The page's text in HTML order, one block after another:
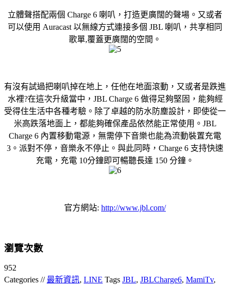
立體聲搭配兩個 Charge 6 喇叭，打造更廣闊的聲場。又或者
可以使用 Auracast 以無線方式連接多個 JBL 喇叭，共享相同
歌單,覆蓋更廣闊的空間。
有沒有試過把喇叭掉在地上，任他在地面滾動，又或者是跌進
水裡?在這次升級當中，JBL Charge 6 做得足夠堅固，能夠經
受得住生活中各種考驗。除了卓越的防水防塵設計，即使從一
米高跌落地面上，都能夠確保產品依然能正常使用。JBL
Charge 6 內置移動電源，無需停下音樂也能為流動裝置充電
3。派對不停，音樂永不停止。與此同時，Charge 6 支持快速
充電，充電 10分鐘即可暢聽長達 150 分鐘。
官方網站: http://www.jbl.com/
瀏覽次數
952
Categories // 最新資訊, LINE Tags JBL, JBLCharge6, MamiTv,